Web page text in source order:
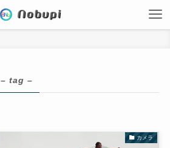
– tag –
カメラ